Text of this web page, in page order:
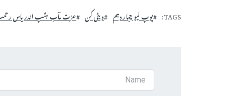
TAGS پوپ لیو چہار دہم ویٹی کن عزت مآب بشپ اندریاس